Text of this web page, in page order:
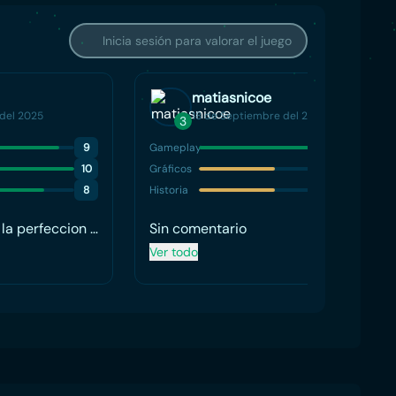
Inicia sesión para valorar el juego
2025
9
10
8
la perfeccion y
3
matiasnicoe
18 de Septiembre del 2025
Gameplay
Gráficos
Historia
Sin comentario
Ver todo